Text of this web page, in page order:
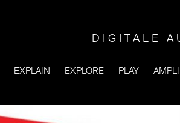
DIGITALE
EXPLAIN EXPLORE PLAY